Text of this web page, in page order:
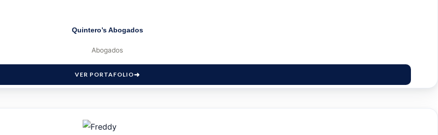
Quintero’s Abogados
Abogados
VER PORTAFOLIO